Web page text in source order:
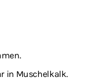
in Muschelkalk.